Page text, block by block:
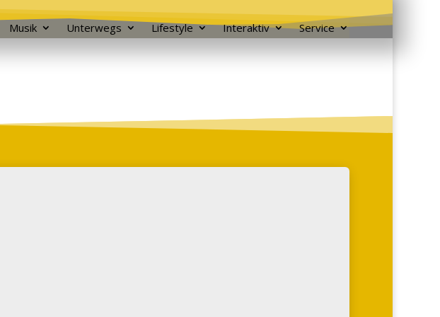
Musik Unterwegs Lifestyle Interaktiv Service